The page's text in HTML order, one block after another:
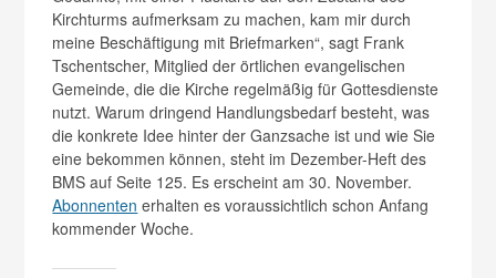
Kirchturms aufmerksam zu machen, kam mir durch
meine Beschäftigung mit Briefmarken“, sagt Frank
Tschentscher, Mitglied der örtlichen evangelischen
Gemeinde, die die Kirche regelmäßig für Gottesdienste
nutzt. Warum dringend Handlungsbedarf besteht, was
die konkrete Idee hinter der Ganzsache ist und wie Sie
eine bekommen können, steht im Dezember-Heft des
BMS auf Seite 125. Es erscheint am 30. November.
Abonnenten erhalten es voraussichtlich schon Anfang
kommender Woche.